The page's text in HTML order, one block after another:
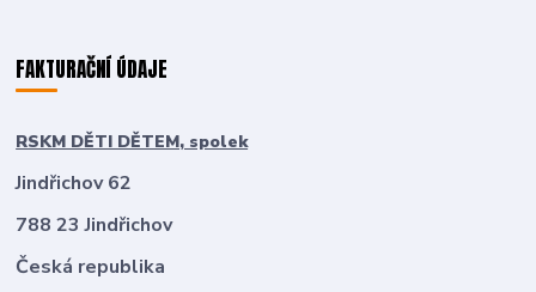
FAKTURAČNÍ ÚDAJE
RSKM DĚTI DĚTEM, spolek
Jindřichov 62
788 23 Jindřichov
Česká republika